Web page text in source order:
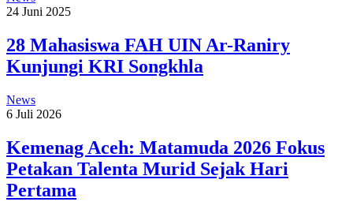
24 Juni 2025
28 Mahasiswa FAH UIN Ar-Raniry
Kunjungi KRI Songkhla
News
6 Juli 2026
Kemenag Aceh: Matamuda 2026 Fokus
Petakan Talenta Murid Sejak Hari
Pertama